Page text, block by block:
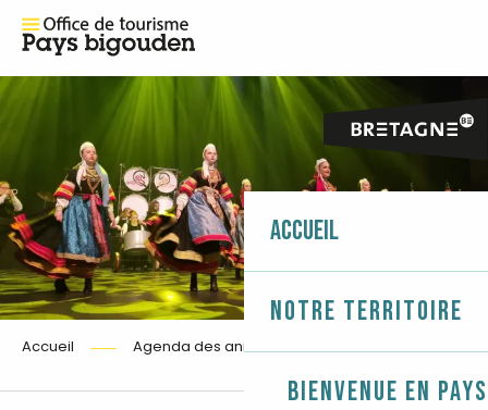
Accueil
Notre territoire
Bienvenue en
Accueil Agenda des animations